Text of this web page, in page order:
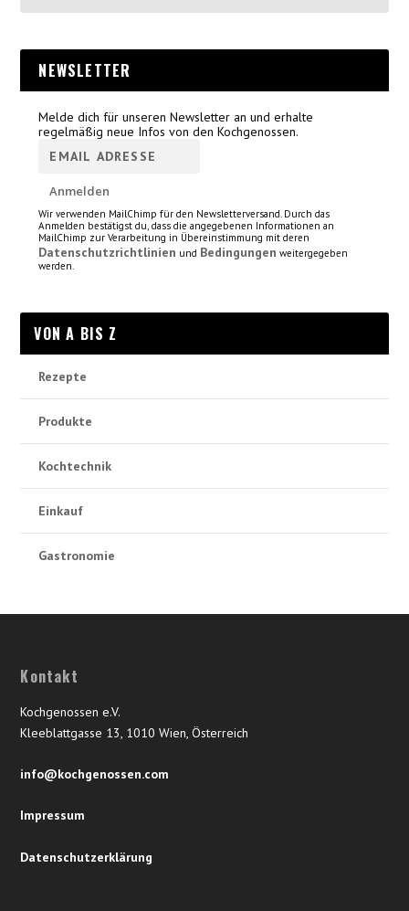
NEWSLETTER
Melde dich für unseren Newsletter an und erhalte
regelmäßig neue Infos von den Kochgenossen.
Wir verwenden MailChimp für den Newsletterversand. Durch das
Anmelden bestätigst du, dass die angegebenen Informationen an
MailChimp zur Verarbeitung in Übereinstimmung mit deren
Datenschutzrichtlinien und Bedingungen weitergegeben
werden.
VON A BIS Z
Rezepte
Produkte
Kochtechnik
Einkauf
Gastronomie
Kontakt
Kochgenossen e.V.
Kleeblattgasse 13, 1010 Wien, Österreich
info@kochgenossen.com
Impressum
Datenschutzerklärung